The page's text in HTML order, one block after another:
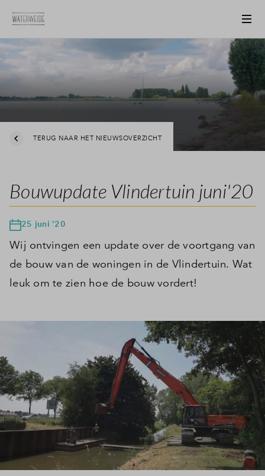
TERUG NAAR HET NIEUWSOVERZICHT
Bouwupdate Vlindertuin juni'20
25 juni '20
Wij ontvingen een update over de voortgang van
de bouw van de woningen in de Vlindertuin. Wat
leuk om te zien hoe de bouw vordert!